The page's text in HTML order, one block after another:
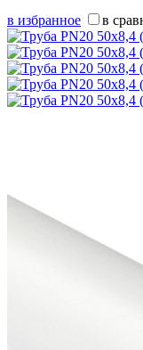
в избранное в